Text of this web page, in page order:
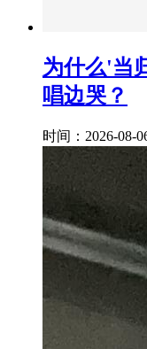
为什么'当
唱边哭？
时间：2026-08-